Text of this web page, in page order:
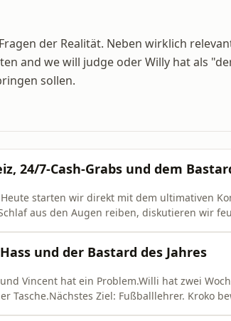
der Realität. Neben wirklich
and we will judge oder Willy hat als
sollen.
24/7-Cash-Grabs und dem
starten wir direkt mit dem ultimativen
aus den Augen reiben, diskutieren wir
und der Bastard des Jahres
Vincent hat ein Problem.Willi hat zwei
Tasche.Nächstes Ziel: Fußballlehrer. Kroko